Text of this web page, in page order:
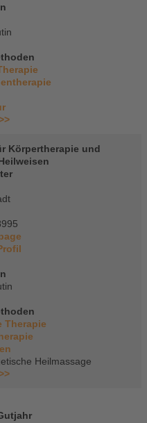
Körpertherapie und
Therapie
Heilmassage